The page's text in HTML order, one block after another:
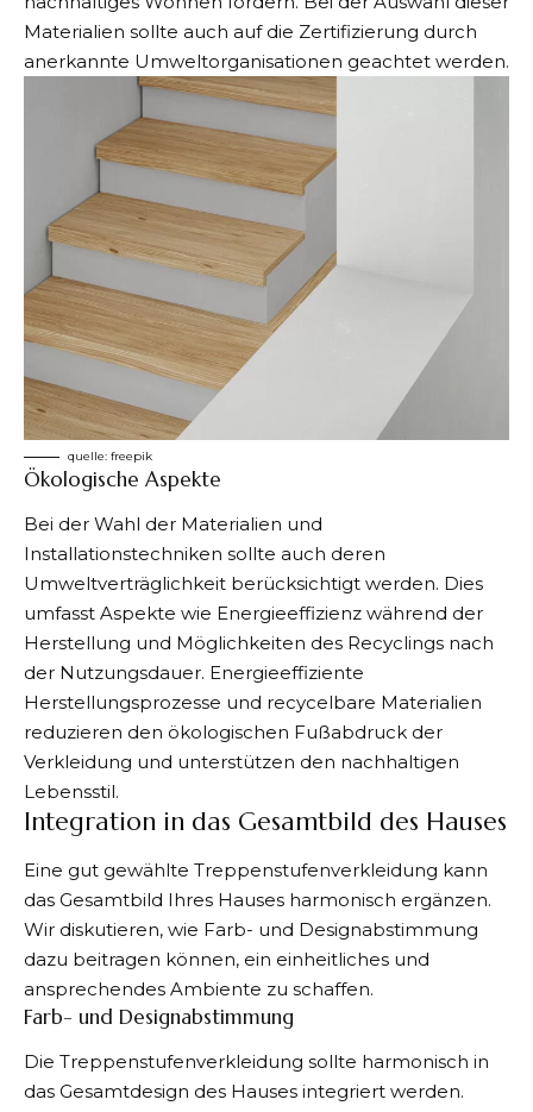
Materialien sollte auch auf die Zertifizierung durch
anerkannte Umweltorganisationen geachtet werden.
quelle: freepik
Ökologische Aspekte
Bei der Wahl der Materialien und
Installationstechniken sollte auch deren
Umweltverträglichkeit berücksichtigt werden. Dies
umfasst Aspekte wie Energieeffizienz während der
Herstellung und Möglichkeiten des Recyclings nach
der Nutzungsdauer. Energieeffiziente
Herstellungsprozesse und recycelbare Materialien
reduzieren den ökologischen Fußabdruck der
Verkleidung und unterstützen den nachhaltigen
Lebensstil.
Integration in das Gesamtbild des Hauses
Eine gut gewählte Treppenstufenverkleidung kann
das Gesamtbild Ihres Hauses harmonisch ergänzen.
Wir diskutieren, wie Farb- und Designabstimmung
dazu beitragen können, ein einheitliches und
ansprechendes Ambiente zu schaffen.
Farb- und Designabstimmung
Die Treppenstufenverkleidung sollte harmonisch in
das Gesamtdesign des Hauses integriert werden.